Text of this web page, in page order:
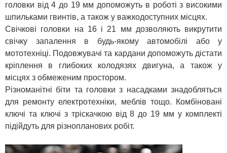
головки від 4 до 19 мм допоможуть в роботі з високими
шпильками гвинтів, а також у важкодоступних місцях.
Свічкові головки на 16 і 21 мм дозволяють викрутити
свічку запалення в будь-якому автомобілі або у
мототехніці. Подовжувачі та кардани допоможуть дістати
кріплення в глибоких колодязях двигуна, а також у
місцях з обмеженим простором.
Різноманітні біти та головки з насадками знадобляться
для ремонту електротехніки, меблів тощо. Комбіновані
ключі та ключі з тріскачкою від 8 до 19 мм у комплекті
підійдуть для різнопланових робіт.